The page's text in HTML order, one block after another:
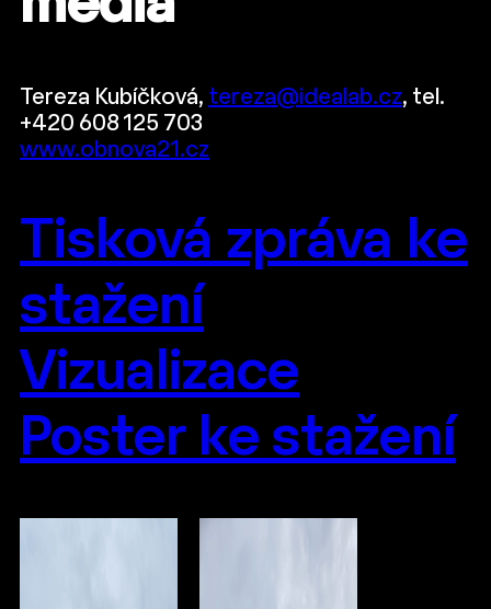
Tereza Kubíčková, tereza@idealab.cz, tel.
+420 608 125 703
www.obnova21.cz
Tisková zpráva ke
stažení
Vizualizace
Poster ke stažení